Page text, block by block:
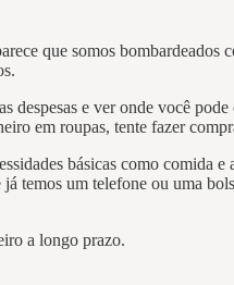
que somos bombardeados
e ver onde você
em roupas, tente fazer
básicas como comida
temos um telefone ou uma
a longo prazo.